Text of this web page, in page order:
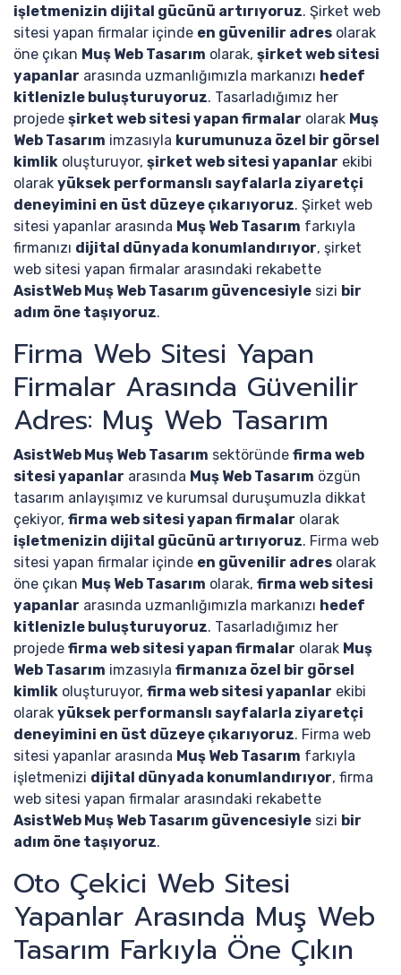
işletmenizin dijital gücünü artırıyoruz. Şirket web
sitesi yapan firmalar içinde en güvenilir adres olarak
öne çıkan Muş Web Tasarım olarak, şirket web sitesi
yapanlar arasında uzmanlığımızla markanızı hedef
kitlenizle buluşturuyoruz. Tasarladığımız her
projede şirket web sitesi yapan firmalar olarak Muş
Web Tasarım imzasıyla kurumunuza özel bir görsel
kimlik oluşturuyor, şirket web sitesi yapanlar ekibi
olarak yüksek performanslı sayfalarla ziyaretçi
deneyimini en üst düzeye çıkarıyoruz. Şirket web
sitesi yapanlar arasında Muş Web Tasarım farkıyla
firmanızı dijital dünyada konumlandırıyor, şirket
web sitesi yapan firmalar arasındaki rekabette
AsistWeb Muş Web Tasarım güvencesiyle sizi bir
adım öne taşıyoruz.
Firma Web Sitesi Yapan
Firmalar Arasında Güvenilir
Adres: Muş Web Tasarım
AsistWeb Muş Web Tasarım sektöründe firma web
sitesi yapanlar arasında Muş Web Tasarım özgün
tasarım anlayışımız ve kurumsal duruşumuzla dikkat
çekiyor, firma web sitesi yapan firmalar olarak
işletmenizin dijital gücünü artırıyoruz. Firma web
sitesi yapan firmalar içinde en güvenilir adres olarak
öne çıkan Muş Web Tasarım olarak, firma web sitesi
yapanlar arasında uzmanlığımızla markanızı hedef
kitlenizle buluşturuyoruz. Tasarladığımız her
projede firma web sitesi yapan firmalar olarak Muş
Web Tasarım imzasıyla firmanıza özel bir görsel
kimlik oluşturuyor, firma web sitesi yapanlar ekibi
olarak yüksek performanslı sayfalarla ziyaretçi
deneyimini en üst düzeye çıkarıyoruz. Firma web
sitesi yapanlar arasında Muş Web Tasarım farkıyla
işletmenizi dijital dünyada konumlandırıyor, firma
web sitesi yapan firmalar arasındaki rekabette
AsistWeb Muş Web Tasarım güvencesiyle sizi bir
adım öne taşıyoruz.
Oto Çekici Web Sitesi
Yapanlar Arasında Muş Web
Tasarım Farkıyla Öne Çıkın